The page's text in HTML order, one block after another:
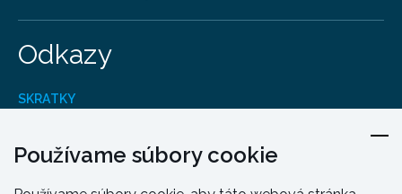
Odkazy
SKRATKY
Kontakt
Používame súbory cookie